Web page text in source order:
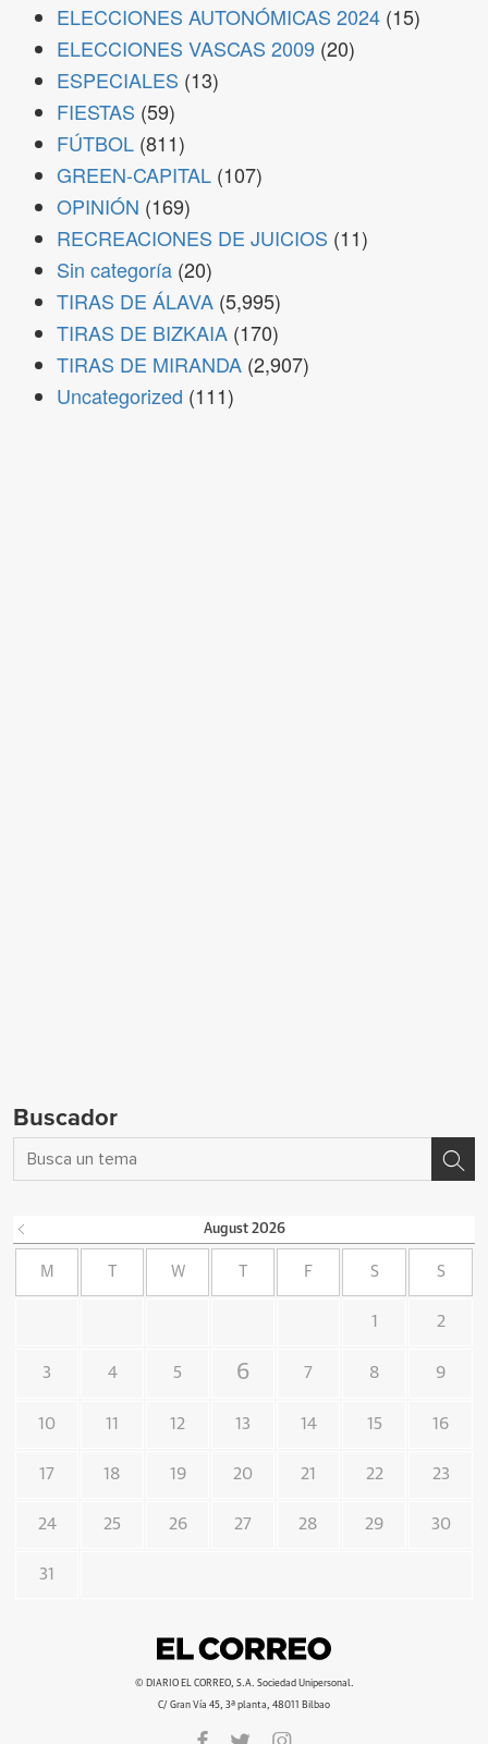
ELECCIONES AUTONÓMICAS 2024 (15)
ELECCIONES VASCAS 2009 (20)
ESPECIALES (13)
FIESTAS (59)
FÚTBOL (811)
GREEN-CAPITAL (107)
OPINIÓN (169)
RECREACIONES DE JUICIOS (11)
Sin categoría (20)
TIRAS DE ÁLAVA (5,995)
TIRAS DE BIZKAIA (170)
TIRAS DE MIRANDA (2,907)
Uncategorized (111)
Buscador
August 2026
M W F S S
1 2
3 4 5 6 7 8 9
10 11 12 13 14 15 16
17 18 19 20 21 22 23
24 25 26 27 28 29 30
31
© DIARIO EL CORREO, S.A. Sociedad Unipersonal.
C/ Gran Vía 45, 3ª planta, 48011 Bilbao